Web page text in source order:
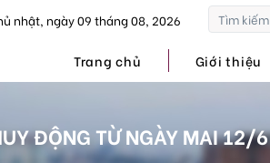
nhật, ngày 09 tháng 08, 2026
Trang chủ Giới thiệu
ĐỘNG TỪ NGÀY MAI 12/6